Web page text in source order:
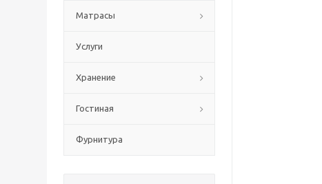
Матрасы
Услуги
Хранение
Гостиная
Фурнитура